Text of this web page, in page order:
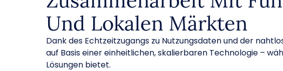
Und Lokalen Märkten
Dank des Echtzeitzugangs zu Nutzungsdaten und der
auf Basis einer einheitlichen, skalierbaren Technologie –
Lösungen bietet.